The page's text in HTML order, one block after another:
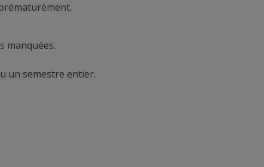
manquées.
un semestre entier.